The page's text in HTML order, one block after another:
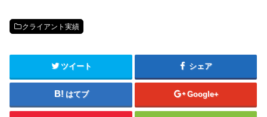
クライアント実績
ツイート シェア
はてブ Google+